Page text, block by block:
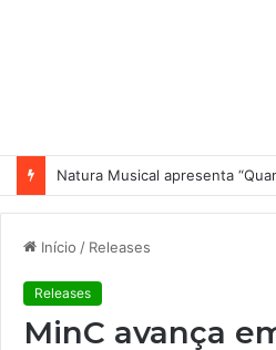
Início / Releases
Releases
MinC avança